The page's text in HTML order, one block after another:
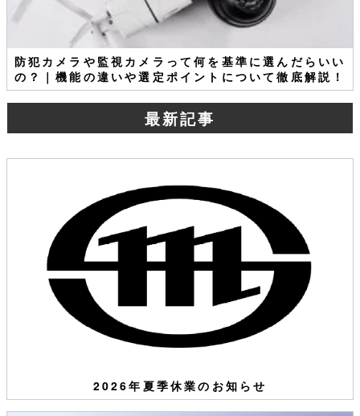
防犯カメラや監視カメラって何を基準に選んだらいい
の？｜機能の違いや選定ポイントについて徹底解説！
最新記事
2026年夏季休業のお知らせ